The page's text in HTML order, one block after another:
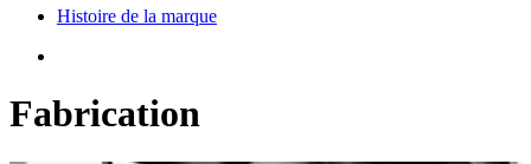
Histoire de la marque
Fabrication